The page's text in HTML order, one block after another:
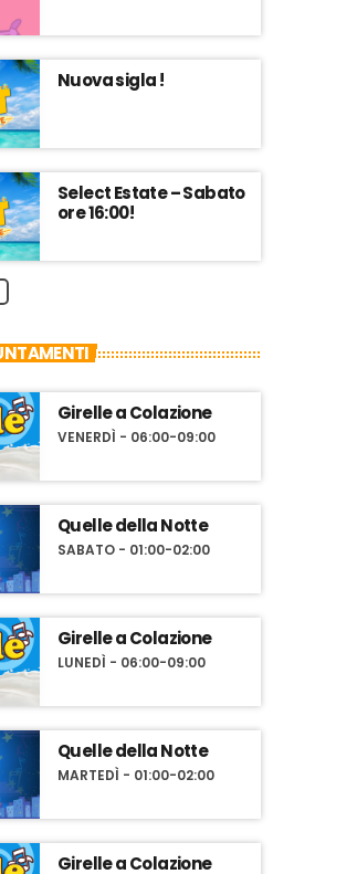
Nuova sigla !
Select Estate – Sabato
ore 16:00!
Girelle a Colazione
VENERDÌ - 06:00-09:00
Quelle della Notte
SABATO - 01:00-02:00
Girelle a Colazione
LUNEDÌ - 06:00-09:00
Quelle della Notte
MARTEDÌ - 01:00-02:00
Girelle a Colazione